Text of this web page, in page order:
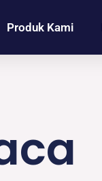
Produk Kami